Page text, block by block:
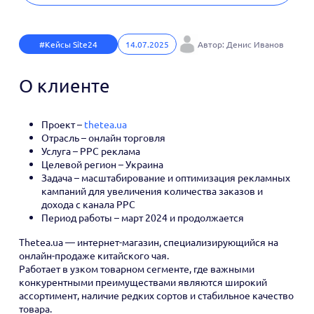
#Кейсы Site24 14.07.2025 Автор: Денис Иванов
О клиенте
Проект – thetea.ua
Отрасль – онлайн торговля
Услуга – PPC реклама
Целевой регион – Украина
Задача – масштабирование и оптимизация рекламных
кампаний для увеличения количества заказов и
дохода с канала РРС
Период работы – март 2024 и продолжается
Thetea.ua — интернет-магазин, специализирующийся на
онлайн-продаже китайского чая.
Работает в узком товарном сегменте, где важными
конкурентными преимуществами являются широкий
ассортимент, наличие редких сортов и стабильное качество
товара.